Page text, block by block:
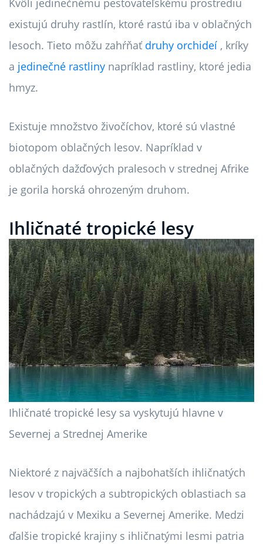
existujú druhy rastlín, ktoré rastú iba v oblačných
lesoch. Tieto môžu zahŕňať druhy orchideí , kríky
a jedinečné rastliny napríklad rastliny, ktoré jedia
hmyz.
Existuje množstvo živočíchov, ktoré sú vlastné
biotopom oblačných lesov. Napríklad v
oblačných dažďových pralesoch v strednej Afrike
je gorila horská ohrozeným druhom.
Ihličnaté tropické lesy
Ihličnaté tropické lesy sa vyskytujú hlavne v
Severnej a Strednej Amerike
Niektoré z najväčších a najbohatších ihličnatých
lesov v tropických a subtropických oblastiach sa
nachádzajú v Mexiku a Severnej Amerike. Medzi
ďalšie tropické krajiny s ihličnatými lesmi patria